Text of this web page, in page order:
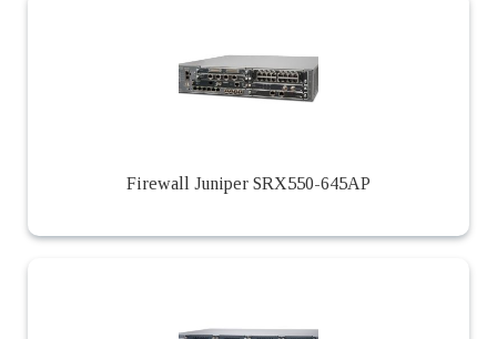
Firewall Juniper SRX550-645AP